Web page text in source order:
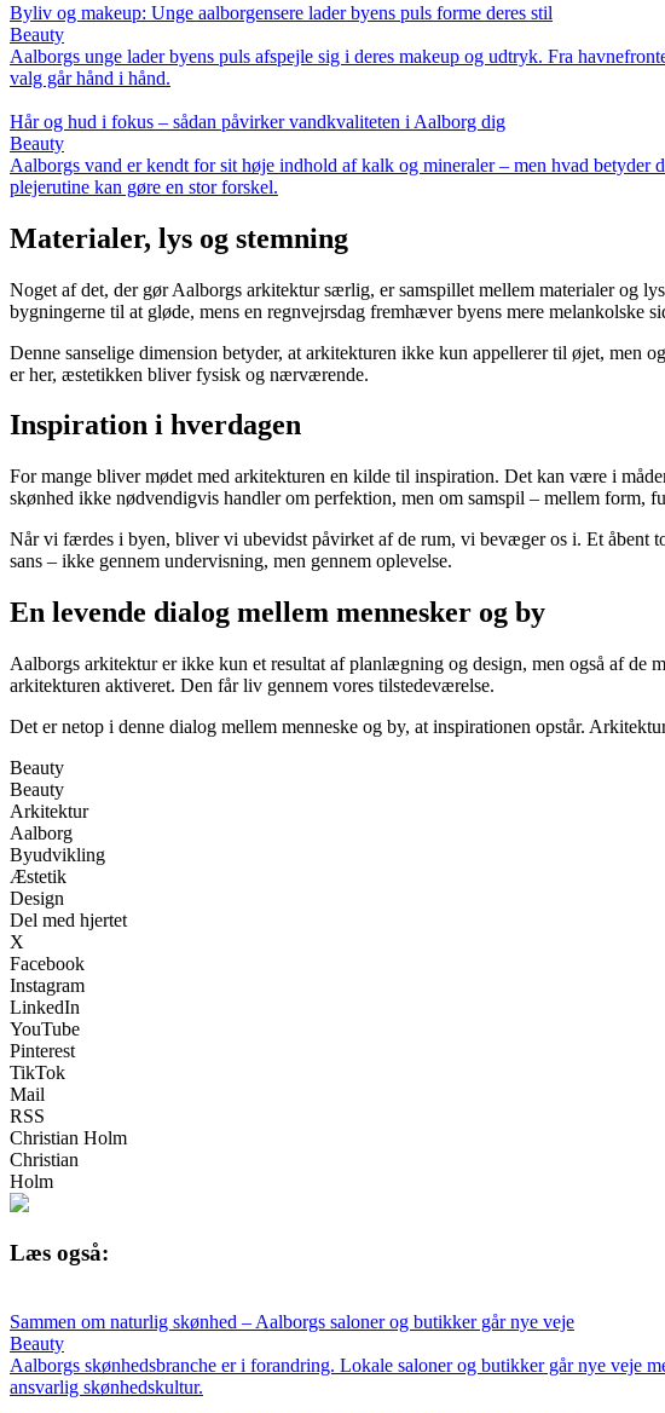
Byliv og makeup: Unge aalborgensere lader byens puls forme deres stil
Beauty
Aalborgs unge lader byens puls afspejle sig i deres makeup og udtryk. Fra
valg går hånd i hånd.
Hår og hud i fokus – sådan påvirker vandkvaliteten i Aalborg dig
Beauty
Aalborgs vand er kendt for sit høje indhold af kalk og mineraler – men hvad
plejerutine kan gøre en stor forskel.
Materialer, lys og stemning
Noget af det, der gør Aalborgs arkitektur særlig, er samspillet mellem materialer og
bygningerne til at gløde, mens en regnvejrsdag fremhæver byens mere melankolske
Denne sanselige dimension betyder, at arkitekturen ikke kun appellerer til øjet,
er her, æstetikken bliver fysisk og nærværende.
Inspiration i hverdagen
For mange bliver mødet med arkitekturen en kilde til inspiration. Det kan være i
skønhed ikke nødvendigvis handler om perfektion, men om samspil – mellem form,
Når vi færdes i byen, bliver vi ubevidst påvirket af de rum, vi bevæger os i. Et åbent
sans – ikke gennem undervisning, men gennem oplevelse.
En levende dialog mellem mennesker og by
Aalborgs arkitektur er ikke kun et resultat af planlægning og design, men også af de
arkitekturen aktiveret. Den får liv gennem vores tilstedeværelse.
Det er netop i denne dialog mellem menneske og by, at inspirationen opstår.
Beauty
Beauty
Arkitektur
Aalborg
Byudvikling
Æstetik
Design
Del med hjertet
X
Facebook
Instagram
LinkedIn
YouTube
Pinterest
TikTok
Mail
RSS
Christian Holm
Christian
Holm
Læs også:
Sammen om naturlig skønhed – Aalborgs saloner og butikker går nye veje
Beauty
Aalborgs skønhedsbranche er i forandring. Lokale saloner og butikker går nye veje
ansvarlig skønhedskultur.